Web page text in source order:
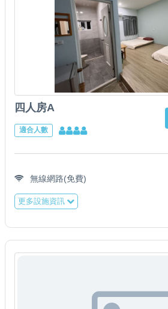
四人房A
適合人數
無線網路(免費)
更多設施資訊